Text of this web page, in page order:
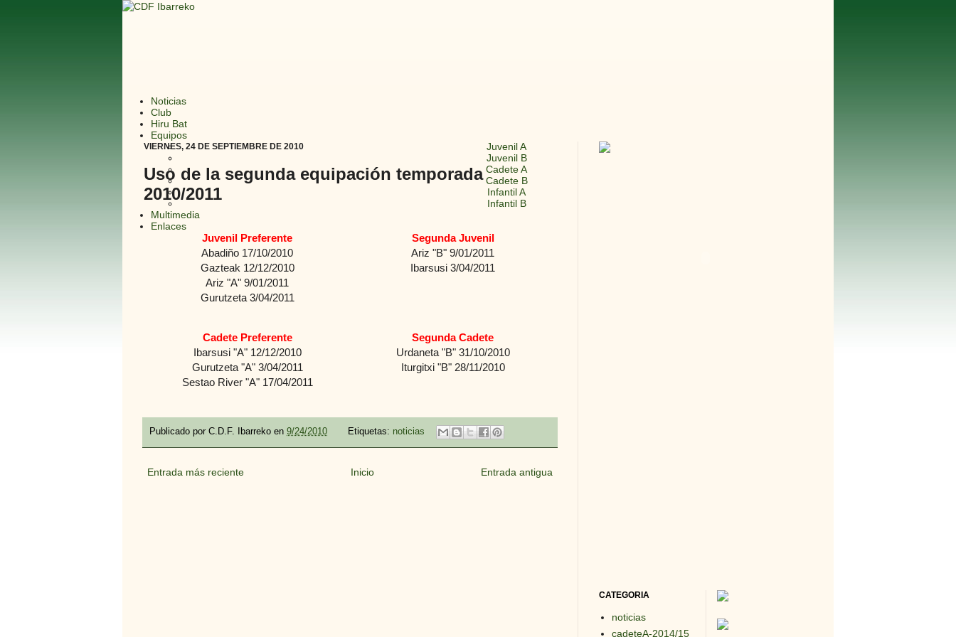
Noticias
Club
Hiru Bat
Equipos
Juvenil A
Juvenil B
Cadete A
Cadete B
Infantil A
Infantil B
Multimedia
Enlaces
VIERNES, 24 DE SEPTIEMBRE DE 2010
Uso de la segunda equipación temporada
2010/2011
Juvenil Preferente
Abadiño 17/10/2010
Gazteak 12/12/2010
Ariz "A" 9/01/2011
Gurutzeta 3/04/2011
Segunda Juvenil
Ariz "B" 9/01/2011
Ibarsusi 3/04/2011
Cadete Preferente
Ibarsusi "A" 12/12/2010
Gurutzeta "A" 3/04/2011
Sestao River "A" 17/04/2011
Segunda Cadete
Urdaneta "B" 31/10/2010
Iturgitxi "B" 28/11/2010
Publicado por C.D.F. Ibarreko en 9/24/2010 Etiquetas: noticias
Entrada más reciente Entrada antigua
Inicio
CATEGORIA
noticias
cadeteA-2014/15